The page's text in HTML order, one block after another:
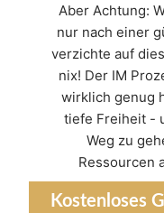
Aber Achtung:
nur nach einer
verzichte auf
nix! Der IM
wirklich genug
tiefe Freiheit -
Weg zu
Ressourcen
Kostenloses